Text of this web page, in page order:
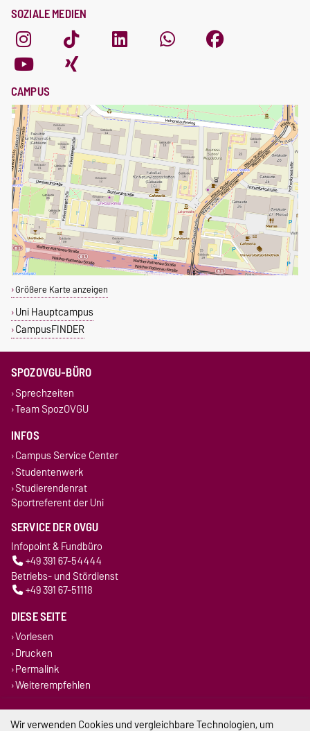
SOZIALE MEDIEN
CAMPUS
Größere Karte anzeigen
Uni Hauptcampus
CampusFINDER
SPOZOVGU-BÜRO
Sprechzeiten
Team SpozOVGU
INFOS
Campus Service Center
Studentenwerk
Studierendenrat
Sportreferent der Uni
SERVICE DER OVGU
Infopoint & Fundbüro
+49 391 67-54444
Betriebs- und Stördienst
+49 391 67-51118
DIESE SEITE
Vorlesen
Drucken
Permalink
Weiterempfehlen
Impressum
Wir verwenden Cookies und vergleichbare Technologien, um